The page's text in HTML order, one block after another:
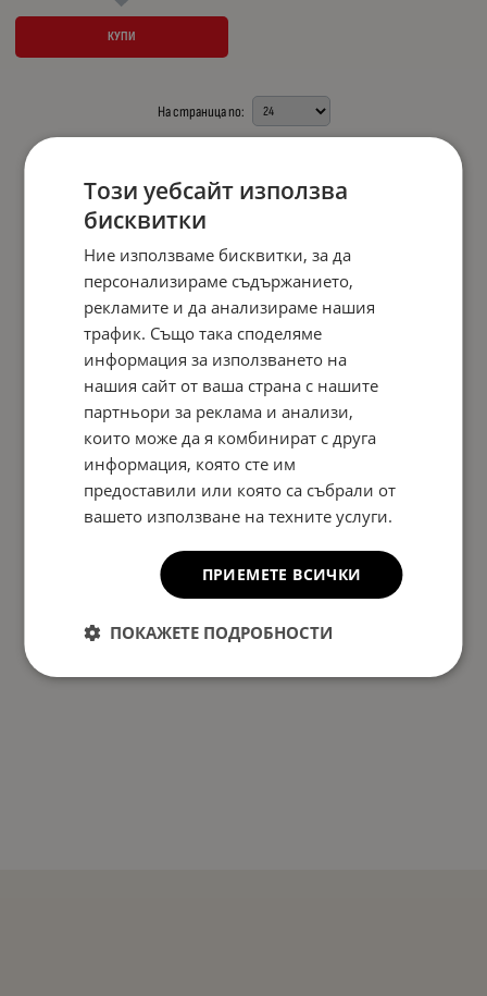
КУПИ
На страница по:
Този уебсайт използва
бисквитки
Ние използваме бисквитки, за да
персонализираме съдържанието,
рекламите и да анализираме нашия
трафик. Също така споделяме
информация за използването на
нашия сайт от ваша страна с нашите
партньори за реклама и анализи,
които може да я комбинират с друга
информация, която сте им
предоставили или която са събрали от
вашето използване на техните услуги.
ПРИЕМЕТЕ ВСИЧКИ
ПОКАЖЕТЕ ПОДРОБНОСТИ